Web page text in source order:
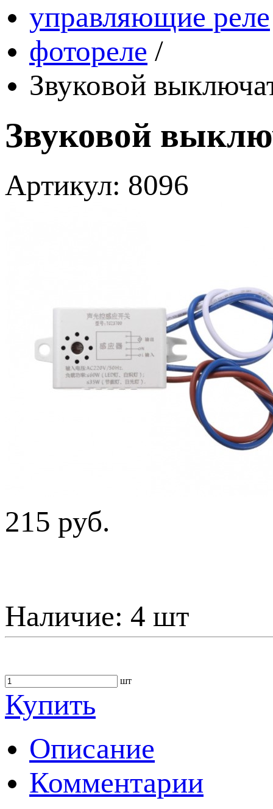
управляющие реле
фотореле /
Звуковой
Звуковой
Артикул: 8096
215 руб.
Наличие: 4 шт
шт
Купить
Описание
Комментарии